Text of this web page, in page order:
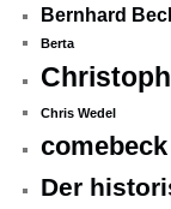
Bernhard
Berta
Chris Wedel
Der